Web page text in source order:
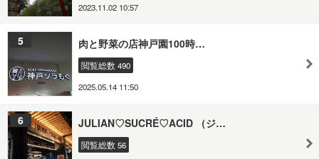
2023.11.02 10:57
5 肉と野菜の店神戸園100時…
閲覧総数 490
2025.05.14 11:50
6 JULIAN♡SUCRÉ♡ACID （ジ…
閲覧総数 56